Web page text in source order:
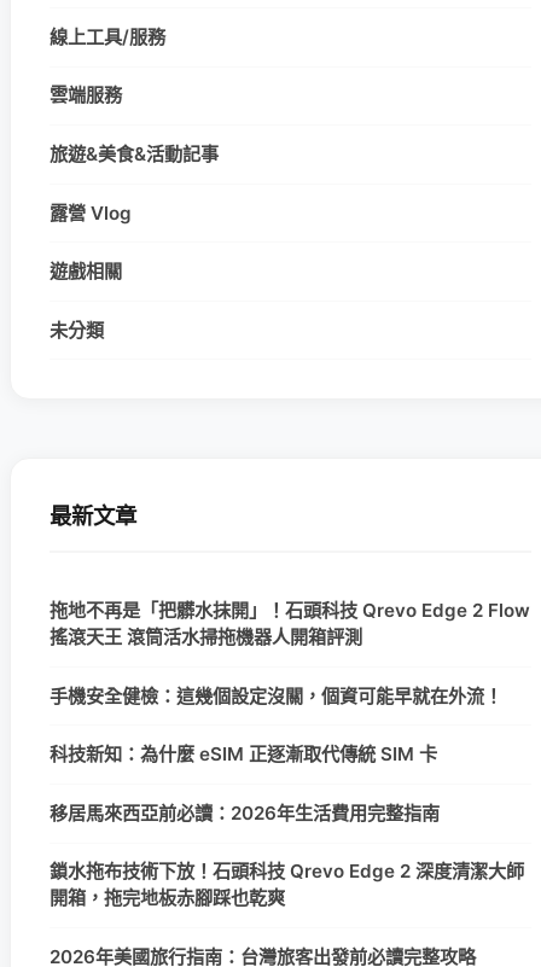
線上工具/服務
雲端服務
旅遊&美食&活動記事
露營 Vlog
遊戲相關
未分類
最新文章
拖地不再是「把髒水抹開」！石頭科技 Qrevo Edge 2 Flow
搖滾天王 滾筒活水掃拖機器人開箱評測
手機安全健檢：這幾個設定沒關，個資可能早就在外流！
科技新知：為什麼 eSIM 正逐漸取代傳統 SIM 卡
移居馬來西亞前必讀：2026年生活費用完整指南
鎖水拖布技術下放！石頭科技 Qrevo Edge 2 深度清潔大師
開箱，拖完地板赤腳踩也乾爽
2026年美國旅行指南：台灣旅客出發前必讀完整攻略